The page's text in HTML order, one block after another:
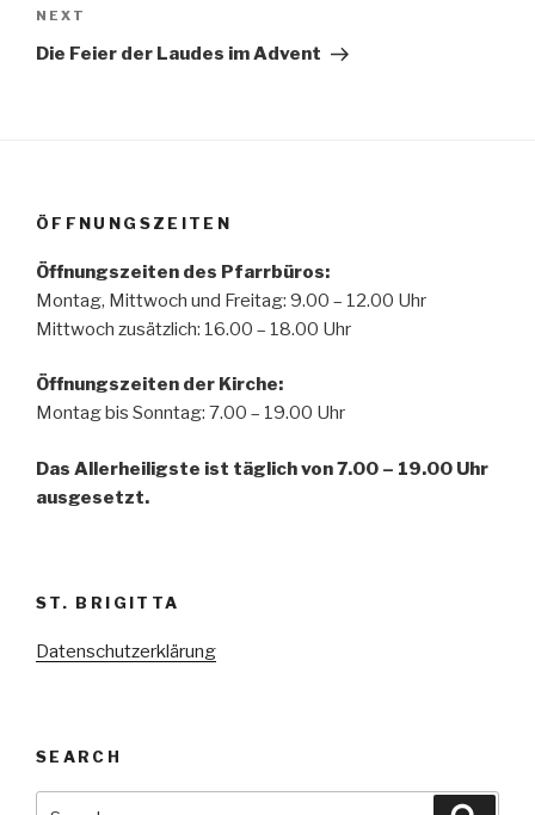
Next
Post
NEXT
Die Feier der Laudes im Advent
ÖFFNUNGSZEITEN
Öffnungszeiten des Pfarrbüros:
Montag, Mittwoch und Freitag: 9.00 – 12.00 Uhr
Mittwoch zusätzlich: 16.00 – 18.00 Uhr
Öffnungszeiten der Kirche:
Montag bis Sonntag: 7.00 – 19.00 Uhr
Das Allerheiligste ist täglich von 7.00 – 19.00 Uhr
ausgesetzt.
ST. BRIGITTA
Datenschutzerklärung
SEARCH